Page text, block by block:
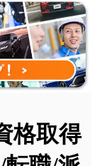
格取得